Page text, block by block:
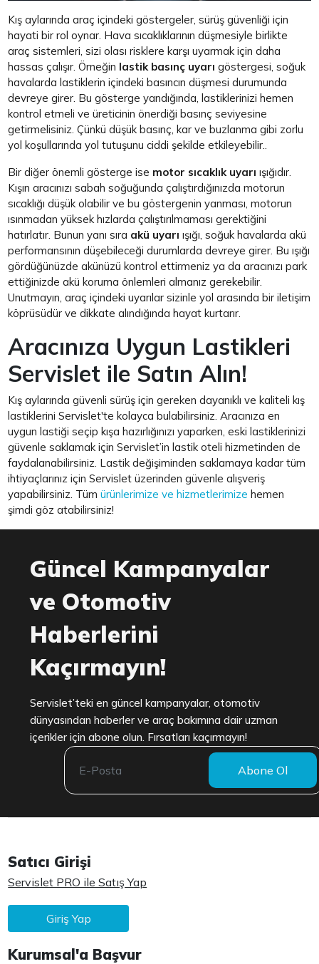
Kış aylarında araç içindeki göstergeler, sürüş güvenliği için
hayati bir rol oynar. Hava sıcaklıklarının düşmesiyle birlikte
araç sistemleri, sizi olası risklere karşı uyarmak için daha
hassas çalışır. Örneğin lastik basınç uyarı göstergesi, soğuk
havalarda lastiklerin içindeki basıncın düşmesi durumunda
devreye girer. Bu gösterge yandığında, lastiklerinizi hemen
kontrol etmeli ve üreticinin önerdiği basınç seviyesine
getirmelisiniz. Çünkü düşük basınç, kar ve buzlanma gibi zorlu
yol koşullarında yol tutuşunu ciddi şekilde etkileyebilir..
Bir diğer önemli gösterge ise motor sıcaklık uyarı ışığıdır.
Kışın aracınızı sabah soğuğunda çalıştırdığınızda motorun
sıcaklığı düşük olabilir ve bu göstergenin yanması, motorun
ısınmadan yüksek hızlarda çalıştırılmaması gerektiğini
hatırlatır. Bunun yanı sıra akü uyarıışığı, soğuk havalarda akü
performansının düşebileceği durumlarda devreye girer. Bu ışığı
gördüğünüzde akünüzü kontrol ettirmeniz ya da aracınızı park
ettiğinizde akü koruma önlemleri almanız gerekebilir.
Unutmayın, araç içindeki uyarılar sizinle yol arasında bir iletişim
köprüsüdür ve dikkate alındığında hayat kurtarır.
Aracınıza Uygun Lastikleri
Servislet ile Satın Alın!
Kış aylarında güvenli sürüş için gereken dayanıklı ve kaliteli kış
lastiklerini Servislet'te kolayca bulabilirsiniz. Aracınıza en
uygun lastiği seçip kışa hazırlığınızı yaparken, eski lastiklerinizi
güvenle saklamak için Servislet’in lastik oteli hizmetinden de
faydalanabilirsiniz. Lastik değişiminden saklamaya kadar tüm
ihtiyaçlarınız için Servislet üzerinden güvenle alışveriş
yapabilirsiniz. Tümürünlerimize ve hizmetlerimize hemen
şimdi göz atabilirsiniz!
Güncel Kampanyalar
ve Otomotiv
Haberlerini
Kaçırmayın!
Servislet’teki en güncel kampanyalar, otomotiv
dünyasından haberler ve araç bakımına dair uzman
içerikler için abone olun. Fırsatları kaçırmayın!
Abone Ol
Satıcı Girişi
Servislet PRO ile Satış Yap
Giriş Yap
Kurumsal'a Başvur